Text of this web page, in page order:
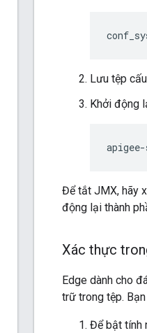
Lưu tệp
Khởi động
Để tắt JMX, hãy
động lại thành
Xác thực
Edge dành cho
trữ trong tệp.
Để bật tính